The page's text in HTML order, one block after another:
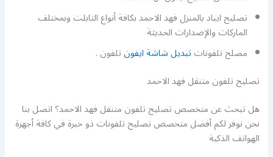
تصليح ايباد بالمنزل فهد الاحمد بكافة أنواع التابلت وبمختلف
الماركات والإصدارات الحديثة
مصلح تلفوناتتبديل شاشة ايفونتلفون .
تصليح تلفون متنقل فهد الاحمد
هل تبحث عن متخصص تصليح تلفون متنقل فهد الاحمد؟ اتصل بنا
نحن نوفر لكم أفضل متخصص تصليح تلفونات ذو خبرة في كافة أجهزة
الهواتف الذكية